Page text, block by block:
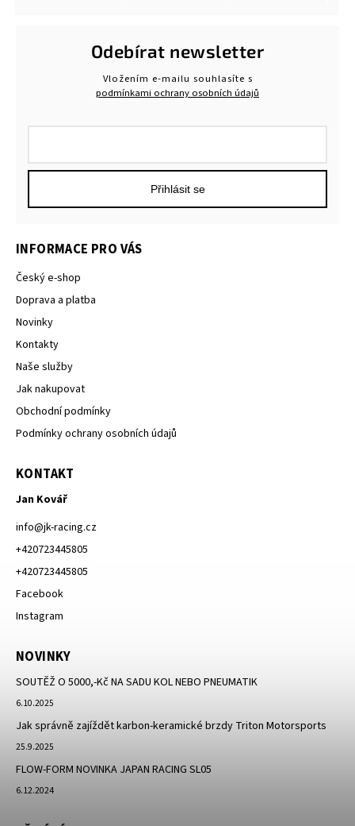
INFORMACE PRO VÁS
Český e-shop
Doprava a platba
Novinky
Kontakty
Naše služby
Jak nakupovat
Obchodní podmínky
Podmínky ochrany osobních údajů
KONTAKT
Jan Kovář
info@jk-racing.cz
+420723445805
+420723445805
Facebook
Instagram
NOVINKY
SOUTĚŽ O 5000,-Kč NA SADU KOL NEBO PNEUMATIK
6.10.2025
Jak správně zajíždět karbon-keramické brzdy Triton Motorsports
25.9.2025
FLOW-FORM NOVINKA JAPAN RACING SL05
6.12.2024
Odebírat newsletter
Vložením e-mailu souhlasíte s
podmínkami ochrany osobních údajů
Přihlásit se